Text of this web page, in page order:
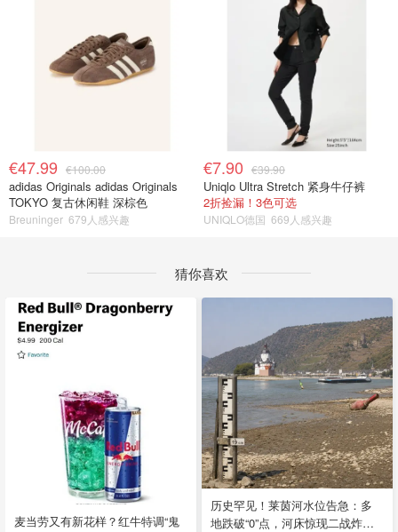
€47.99 €100.00
adidas Originals adidas Originals
TOKYO 复古休闲鞋 深棕色
Breuninger 679人感兴趣
€7.90 €39.90
Uniqlo Ultra Stretch 紧身牛仔裤
2折捡漏！3色可选
UNIQLO德国 669人感兴趣
猜你喜欢
麦当劳又有新花样？红牛特调“鬼
历史罕见！莱茵河水位告急：多
地跌破“0”点，河床惊现二战炸